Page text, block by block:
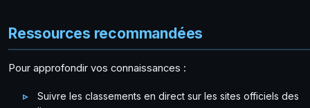
Ressources recommandées
Pour approfondir vos connaissances :
Suivre les classements en direct sur les sites officiels des